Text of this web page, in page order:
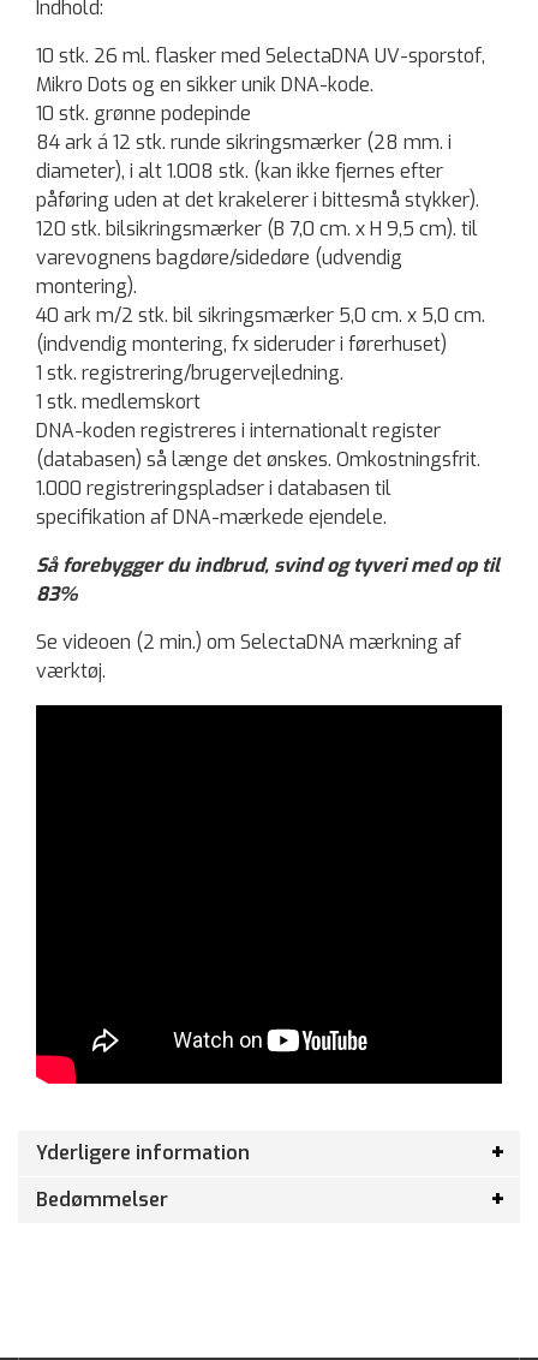
Indhold:
10 stk. 26 ml. flasker med SelectaDNA UV-sporstof,
Mikro Dots og en sikker unik DNA-kode.
10 stk. grønne podepinde
84 ark á 12 stk. runde sikringsmærker (28 mm. i
diameter), i alt 1.008 stk. (kan ikke fjernes efter
påføring uden at det krakelerer i bittesmå stykker).
120 stk. bilsikringsmærker (B 7,0 cm. x H 9,5 cm). til
varevognens bagdøre/sidedøre (udvendig
montering).
40 ark m/2 stk. bil sikringsmærker 5,0 cm. x 5,0 cm.
(indvendig montering, fx sideruder i førerhuset)
1 stk. registrering/brugervejledning.
1 stk. medlemskort
DNA-koden registreres i internationalt register
(databasen) så længe det ønskes. Omkostningsfrit.
1.000 registreringspladser i databasen til
specifikation af DNA-mærkede ejendele.
Så forebygger du indbrud, svind og tyveri med op til
83%
Se videoen (2 min.) om SelectaDNA mærkning af
værktøj.
Yderligere information
Bedømmelser